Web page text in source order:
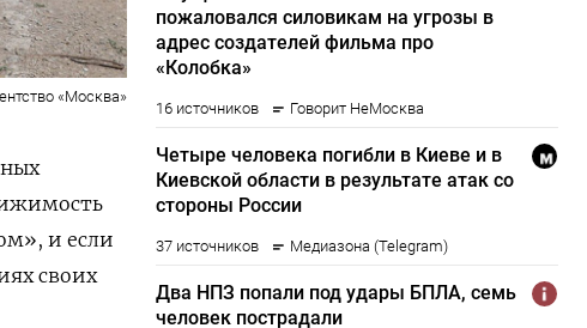
«Москва»
и если
своих